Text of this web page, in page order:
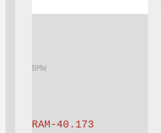
BMW
RAM-40.173